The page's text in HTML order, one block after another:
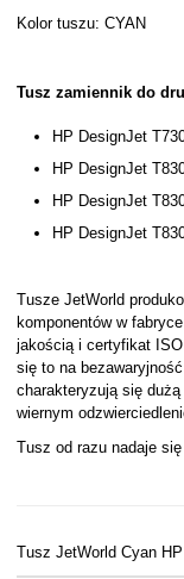
Kolor tuszu: CYAN
Tusz zamiennik do
HP DesignJet
HP DesignJet
HP DesignJet
HP DesignJet
Tusze JetWorld
komponentów w
jakością i certyfikat ISO
się to na
charakteryzują się
wiernym
Tusz od razu nadaje
Tusz JetWorld Cyan